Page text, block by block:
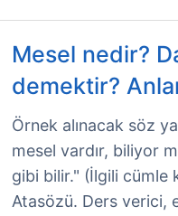
Mesel nedir?
demektir?
Örnek alınacak söz
mesel vardır, biliyor
gibi bilir." (İlgili cümle
Atasözü. Ders verici,